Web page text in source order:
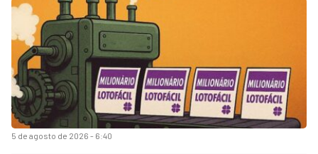
5 de agosto de 2026 - 6:40